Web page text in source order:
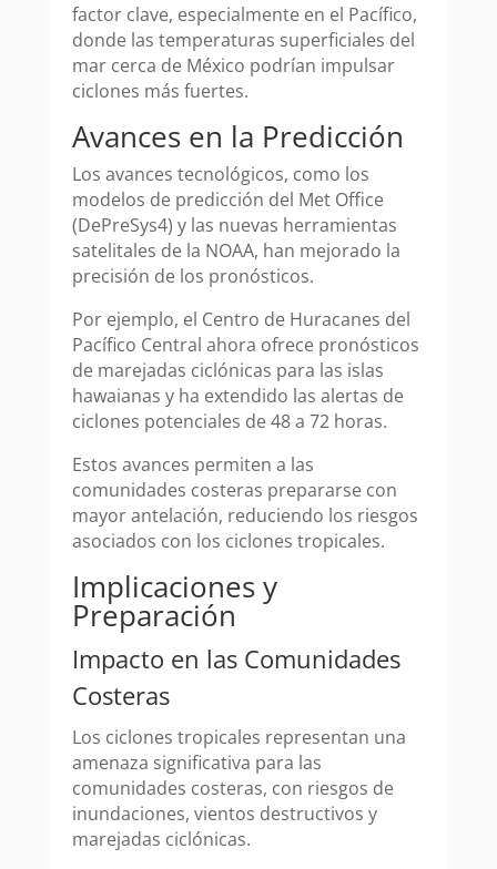
factor clave, especialmente en el Pacífico,
donde las temperaturas superficiales del
mar cerca de México podrían impulsar
ciclones más fuertes.
Avances en la Predicción
Los avances tecnológicos, como los
modelos de predicción del Met Office
(DePreSys4) y las nuevas herramientas
satelitales de la NOAA, han mejorado la
precisión de los pronósticos.
Por ejemplo, el Centro de Huracanes del
Pacífico Central ahora ofrece pronósticos
de marejadas ciclónicas para las islas
hawaianas y ha extendido las alertas de
ciclones potenciales de 48 a 72 horas.
Estos avances permiten a las
comunidades costeras prepararse con
mayor antelación, reduciendo los riesgos
asociados con los ciclones tropicales.
Implicaciones y
Preparación
Impacto en las Comunidades
Costeras
Los ciclones tropicales representan una
amenaza significativa para las
comunidades costeras, con riesgos de
inundaciones, vientos destructivos y
marejadas ciclónicas.